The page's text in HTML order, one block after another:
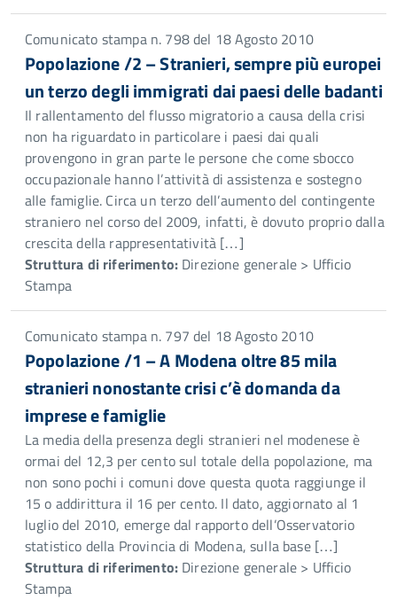
Comunicato stampa n. 798 del 18 Agosto 2010
Popolazione /2 – Stranieri, sempre più europei
un terzo degli immigrati dai paesi delle badanti
Il rallentamento del flusso migratorio a causa della crisi
non ha riguardato in particolare i paesi dai quali
provengono in gran parte le persone che come sbocco
occupazionale hanno l’attività di assistenza e sostegno
alle famiglie. Circa un terzo dell’aumento del contingente
straniero nel corso del 2009, infatti, è dovuto proprio dalla
crescita della rappresentatività […]
Struttura di riferimento: Direzione generale > Ufficio
Stampa
Comunicato stampa n. 797 del 18 Agosto 2010
Popolazione /1 – A Modena oltre 85 mila
stranieri nonostante crisi c’è domanda da
imprese e famiglie
La media della presenza degli stranieri nel modenese è
ormai del 12,3 per cento sul totale della popolazione, ma
non sono pochi i comuni dove questa quota raggiunge il
15 o addirittura il 16 per cento. Il dato, aggiornato al 1
luglio del 2010, emerge dal rapporto dell’Osservatorio
statistico della Provincia di Modena, sulla base […]
Struttura di riferimento: Direzione generale > Ufficio
Stampa